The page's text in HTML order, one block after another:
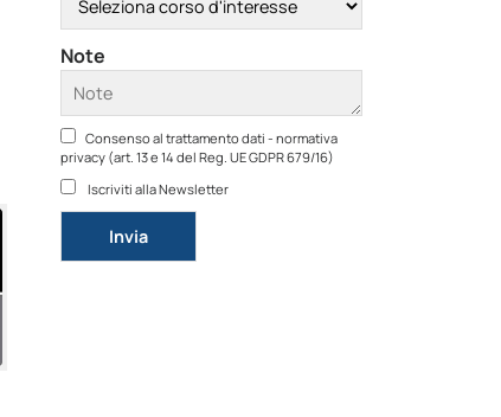
Note
Consenso al trattamento dati - normativa
privacy (art. 13 e 14 del Reg. UE GDPR 679/16)
Iscriviti alla Newsletter
Si prega di lasciare vuoto questo campo.